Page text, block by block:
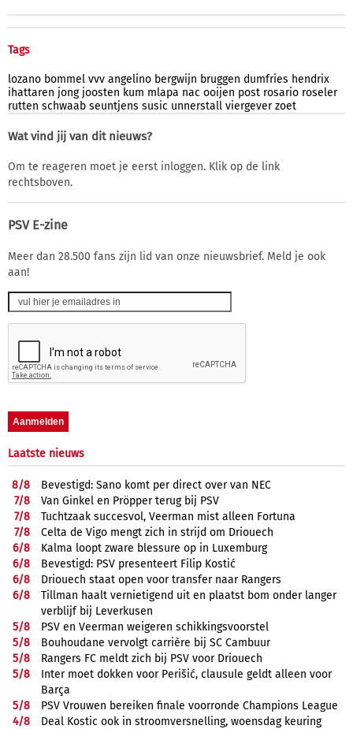
Tags
lozano bommel vvv angelino bergwijn bruggen dumfries hendrix
ihattaren jong joosten kum mlapa nac ooijen post rosario roseler
rutten schwaab seuntjens susic unnerstall viergever zoet
Wat vind jij van dit nieuws?
Om te reageren moet je eerst inloggen. Klik op de link
rechtsboven.
PSV E-zine
Meer dan 28.500 fans zijn lid van onze nieuwsbrief. Meld je ook
aan!
Laatste nieuws
8/8
Bevestigd: Sano komt per direct over van NEC
7/8
Van Ginkel en Pröpper terug bij PSV
7/8
Tuchtzaak succesvol, Veerman mist alleen Fortuna
7/8
Celta de Vigo mengt zich in strijd om Driouech
6/8
Kalma loopt zware blessure op in Luxemburg
6/8
Bevestigd: PSV presenteert Filip Kostić
6/8
Driouech staat open voor transfer naar Rangers
6/8
Tillman haalt vernietigend uit en plaatst bom onder langer
verblijf bij Leverkusen
5/8
PSV en Veerman weigeren schikkingsvoorstel
5/8
Bouhoudane vervolgt carrière bij SC Cambuur
5/8
Rangers FC meldt zich bij PSV voor Driouech
5/8
Inter moet dokken voor Perišić, clausule geldt alleen voor
Barça
5/8
PSV Vrouwen bereiken finale voorronde Champions League
4/8
Deal Kostic ook in stroomversnelling, woensdag keuring